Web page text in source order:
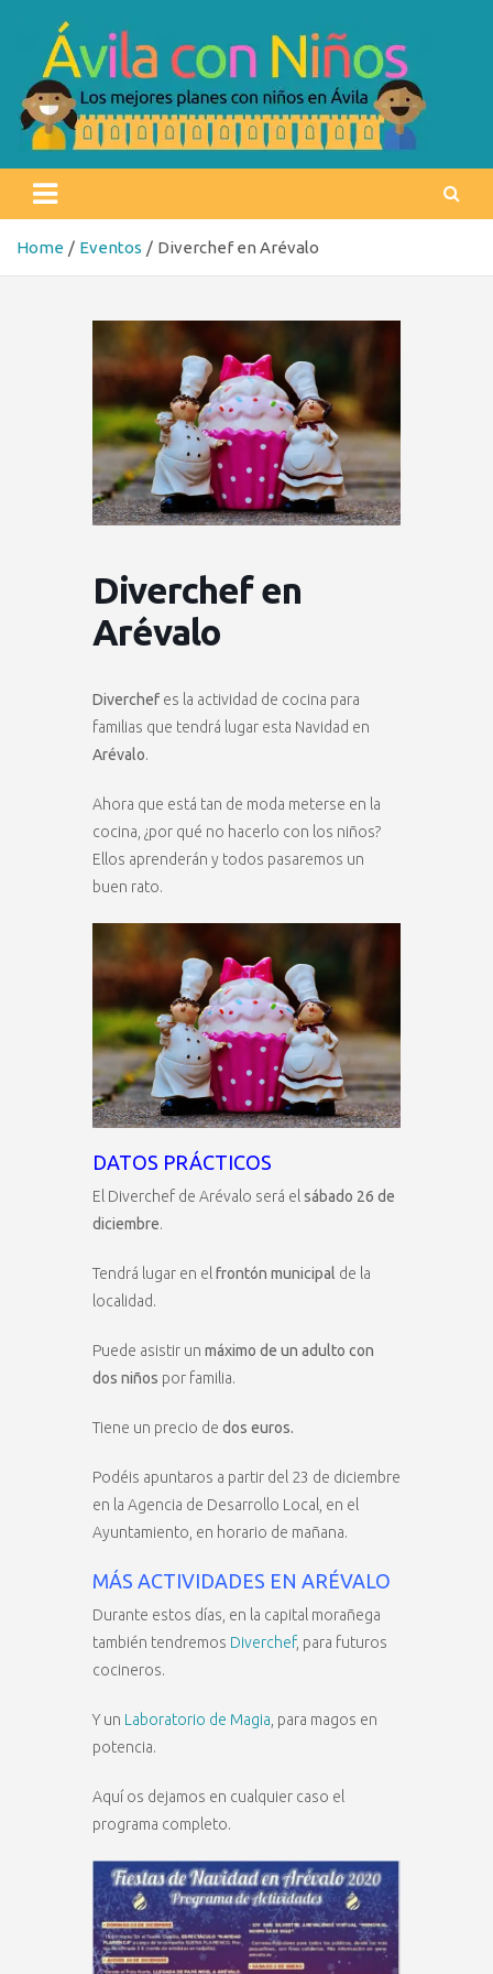
content
Ávila con niños
Home Eventos Diverchef en Arévalo
Diverchef en
Arévalo
Diverchef es la actividad de cocina para
familias que tendrá lugar esta Navidad en
Arévalo.
Ahora que está tan de moda meterse en la
cocina, ¿por qué no hacerlo con los niños?
Ellos aprenderán y todos pasaremos un
buen rato.
DATOS PRÁCTICOS
El Diverchef de Arévalo será elsábado 26 de
diciembre.
Tendrá lugar en elfrontón municipal de la
localidad.
Puede asistir un máximo de un adulto con
dos niños por familia.
Tiene un precio de dos euros.
Podéis apuntaros a partir del 23 de diciembre
en la Agencia de Desarrollo Local, en el
Ayuntamiento, en horario de mañana.
MÁS ACTIVIDADES EN ARÉVALO
Durante estos días, en la capital morañega
también tendremos Diverchef, para futuros
cocineros.
Y un Laboratorio de Magia, para magos en
potencia.
Aquí os dejamos en cualquier caso el
programa completo.